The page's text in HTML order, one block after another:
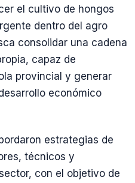
el cultivo de hongos
dentro del agro
consolidar una cadena
capaz de
provincial y generar
económico
estrategias de
técnicos y
con el objetivo de